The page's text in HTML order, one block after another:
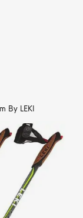
By LEKI